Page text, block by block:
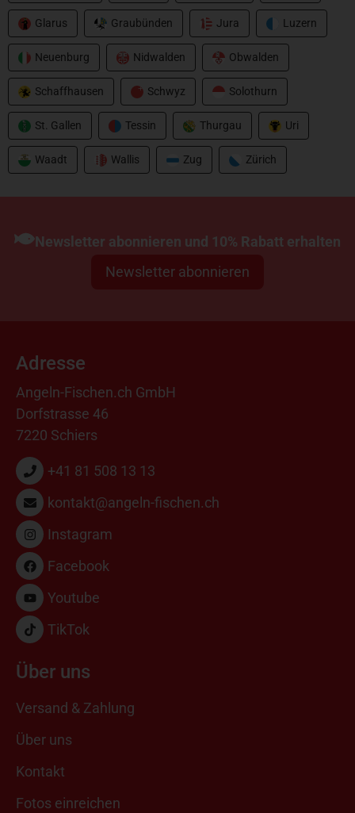
Glarus Graubünden Jura Luzern
Neuenburg Nidwalden Obwalden
Schaffhausen Schwyz Solothurn
St. Gallen Tessin Thurgau Uri
Waadt Wallis Zug Zürich
Newsletter abonnieren und 10% Rabatt erhalten
Newsletter abonnieren
Adresse
Angeln-Fischen.ch GmbH
Dorfstrasse 46
7220 Schiers
+41 81 508 13 13
kontakt@angeln-fischen.ch
Instagram
Facebook
Youtube
TikTok
Über uns
Versand & Zahlung
Über uns
Kontakt
Fotos einreichen